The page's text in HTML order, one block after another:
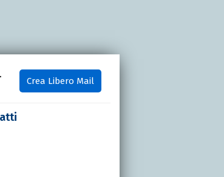
Crea Libero Mail